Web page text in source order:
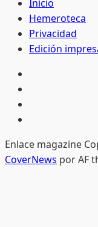
Inicio
Hemeroteca
Privacidad
Edición
Enlace magazine
CoverNews por AF